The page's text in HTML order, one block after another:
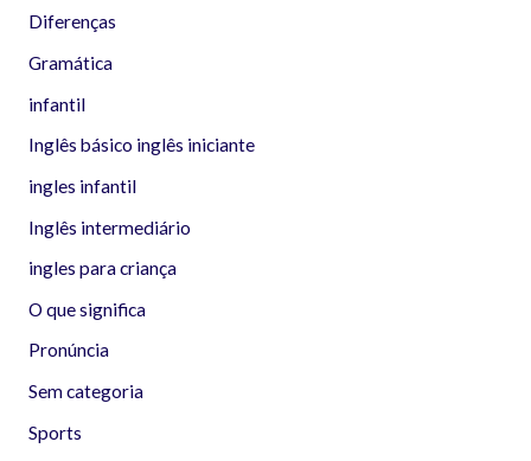
Diferenças
Gramática
infantil
Inglês básico inglês iniciante
ingles infantil
Inglês intermediário
ingles para criança
O que significa
Pronúncia
Sem categoria
Sports